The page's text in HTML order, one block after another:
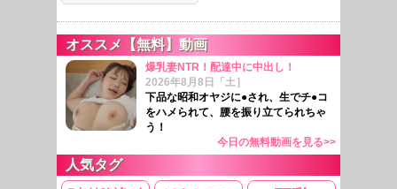
オススメ【無料】動画
爆乳妻NTR！配達中に中出し！
2026年8月8日「土］
下品な昭和オヤジに●され、生でチ●コ
をハメられて、腰を振り立てられちゃ
う！
今日の無料動画を見る>>
人気タグ